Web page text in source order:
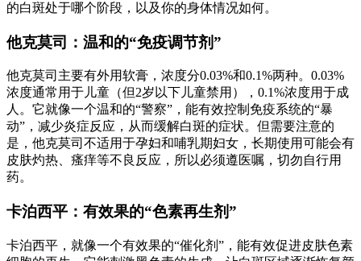
的白斑处于哪个阶段，以及你的身体情况如何。
他克莫司：温和的“免疫调节剂”
他克莫司主要有外用软膏，浓度分0.03%和0.1%两种。0.03%
浓度通常用于儿童（但2岁以下儿童禁用），0.1%浓度用于成
人。它就像一个温和的“警察”，能有效控制免疫系统的“暴
动”，减少炎症反应，从而缓解白斑的症状。但需要注意的
是，他克莫司不适用于孕妇和哺乳期妇女，长期使用可能会有
皮肤灼热、瘙痒等不良反应，所以必须遵医嘱，切勿自行用
药。
卡泊西平：有效果的“色素再生剂”
卡泊西平，就像一个有效果的“催化剂”，能有效促进皮肤色素